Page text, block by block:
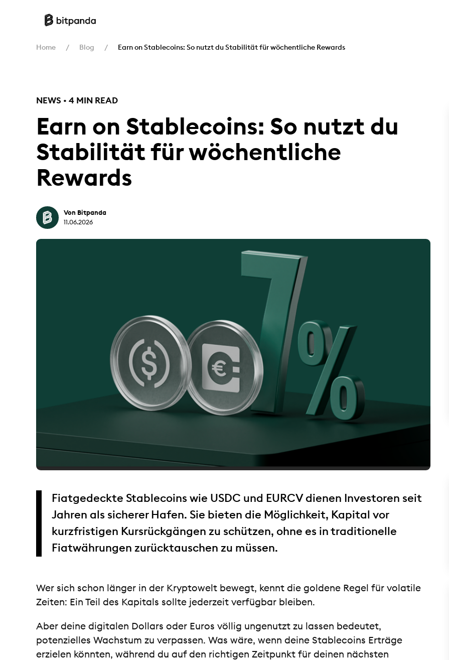
Home Blog Earn on Stablecoins: So nutzt du Stabilität für wöchentliche Rewards
NEWS • 4 MIN READ
Earn on Stablecoins: So nutzt du
Stabilität für wöchentliche
Rewards
Von Bitpanda
11.06.2026
Fiatgedeckte Stablecoins wie USDC und EURCV dienen Investoren seit
Jahren als sicherer Hafen. Sie bieten die Möglichkeit, Kapital vor
kurzfristigen Kursrückgängen zu schützen, ohne es in traditionelle
Fiatwährungen zurücktauschen zu müssen.
Wer sich schon länger in der Kryptowelt bewegt, kennt die goldene Regel für volatile
Zeiten: Ein Teil des Kapitals sollte jederzeit verfügbar bleiben.
Aber deine digitalen Dollars oder Euros völlig ungenutzt zu lassen bedeutet,
potenzielles Wachstum zu verpassen. Was wäre, wenn deine Stablecoins Erträge
erzielen könnten, während du auf den richtigen Zeitpunkt für deinen nächsten